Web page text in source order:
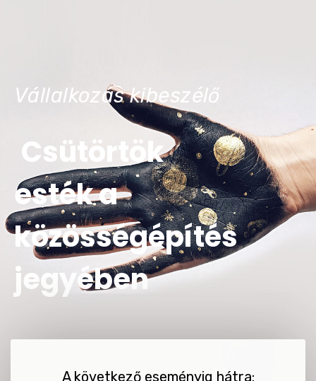
Vállalkozás kibeszélő
Csütörtök
esték a
közösségépítés
jegyében
A következő eseményig hátra: